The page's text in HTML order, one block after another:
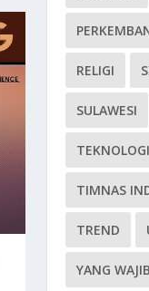
RELIGI
SULAWESI
TEKNOLOGI
TIMNAS
TREND
YANG